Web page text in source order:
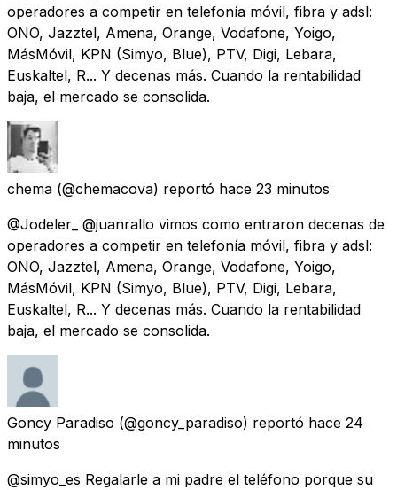
operadores a competir en telefonía móvil, fibra y adsl:
ONO, Jazztel, Amena, Orange, Vodafone, Yoigo,
MásMóvil, KPN (Simyo, Blue), PTV, Digi, Lebara,
Euskaltel, R... Y decenas más. Cuando la rentabilidad
baja, el mercado se consolida.
chema (@chemacova) reportó hace 23 minutos
@Jodeler_ @juanrallo vimos como entraron decenas de
operadores a competir en telefonía móvil, fibra y adsl:
ONO, Jazztel, Amena, Orange, Vodafone, Yoigo,
MásMóvil, KPN (Simyo, Blue), PTV, Digi, Lebara,
Euskaltel, R... Y decenas más. Cuando la rentabilidad
baja, el mercado se consolida.
Goncy Paradiso (@goncy_paradiso) reportó hace 24
minutos
@simyo_es Regalarle a mi padre el teléfono porque su